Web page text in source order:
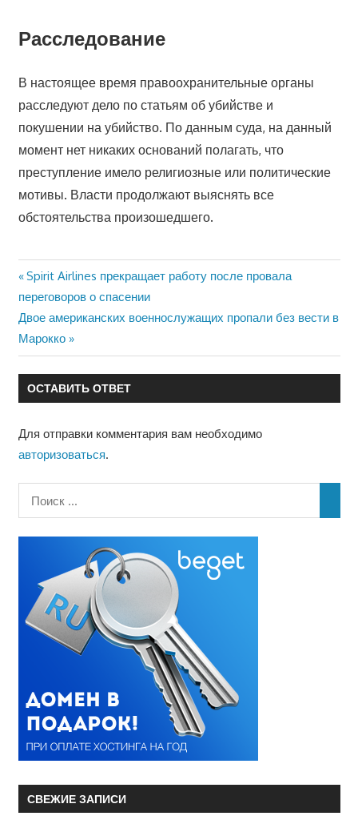
Расследование
В настоящее время правоохранительные органы
расследуют дело по статьям об убийстве и
покушении на убийство. По данным суда, на данный
момент нет никаких оснований полагать, что
преступление имело религиозные или политические
мотивы. Власти продолжают выяснять все
обстоятельства произошедшего.
Навигация
по
записям
Предыдущая
запись:
Spirit Airlines прекращает работу после провала
переговоров о спасении
Следующая
запись:
Двое американских военнослужащих пропали без вести в
Марокко
ОСТАВИТЬ ОТВЕТ
Для отправки комментария вам необходимо
авторизоваться.
СВЕЖИЕ ЗАПИСИ